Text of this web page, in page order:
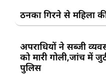
ठनका गिरने से महिला
अपराधियों ने सब्जी
को मारी गोली,जांच में
पुलिस